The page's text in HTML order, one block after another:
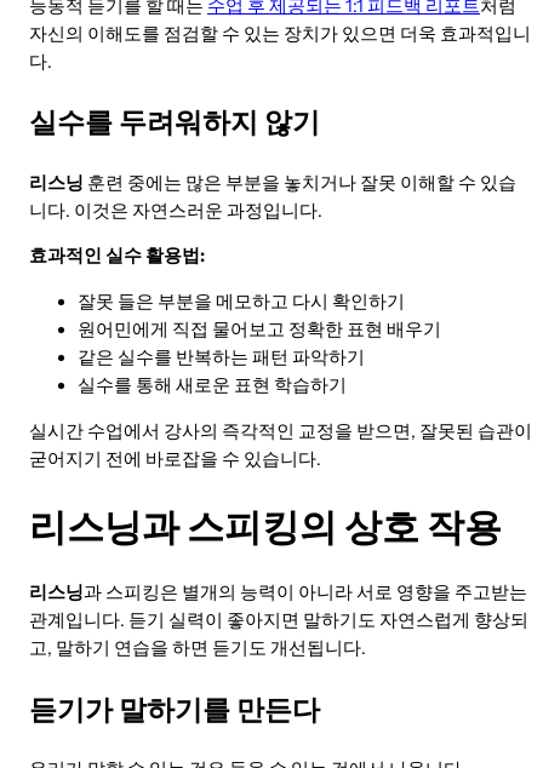
능동적 듣기를 할 때는 수업 후 제공되는 1:1 피드백 리포트처럼
자신의 이해도를 점검할 수 있는 장치가 있으면 더욱 효과적입니
다.
실수를 두려워하지 않기
리스닝 훈련 중에는 많은 부분을 놓치거나 잘못 이해할 수 있습
니다. 이것은 자연스러운 과정입니다.
효과적인 실수 활용법:
잘못 들은 부분을 메모하고 다시 확인하기
원어민에게 직접 물어보고 정확한 표현 배우기
같은 실수를 반복하는 패턴 파악하기
실수를 통해 새로운 표현 학습하기
실시간 수업에서 강사의 즉각적인 교정을 받으면, 잘못된 습관이
굳어지기 전에 바로잡을 수 있습니다.
리스닝과 스피킹의 상호 작용
리스닝과 스피킹은 별개의 능력이 아니라 서로 영향을 주고받는
관계입니다. 듣기 실력이 좋아지면 말하기도 자연스럽게 향상되
고, 말하기 연습을 하면 듣기도 개선됩니다.
듣기가 말하기를 만든다